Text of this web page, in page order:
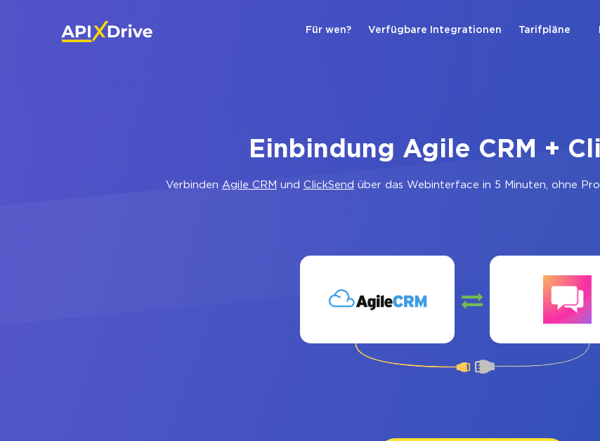
Für wen? Verfügbare Integrationen Tarifpläne
Einbindung Agile CRM +
Verbinden Agile CRM und ClickSend über das Webinterface in 5 Minuten, ohne